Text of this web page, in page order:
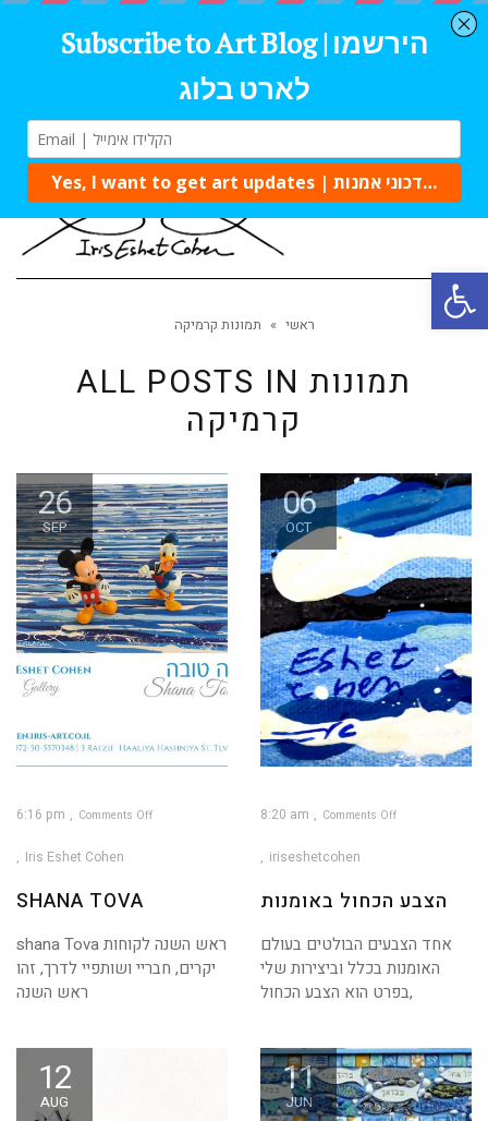
ראשי » תמונות קרמיקה
ALL POSTS IN תמונות
קרמיקה
26
SEP
6:16 pm Comments Off
Iris Eshet Cohen
SHANA TOVA
shana Tova ראש השנה לקוחות
יקרים, חבריי ושותפיי לדרך, זהו
ראש השנה
06
OCT
8:20 am Comments Off
iriseshetcohen
הצבע הכחול באומנות
אחד הצבעים הבולטים בעולם
האומנות בכלל וביצירות שלי
בפרט הוא הצבע הכחול,
12
AUG 11
JUN